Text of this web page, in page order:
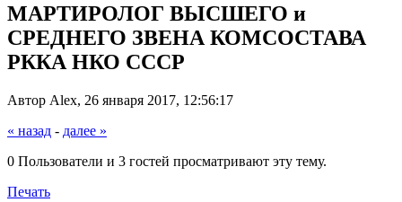
МАРТИРОЛОГ ВЫСШЕГО и
СРЕДНЕГО ЗВЕНА КОМСОСТАВА
РККА НКО СССР
Автор Alex, 26 января 2017, 12:56:17
« назад - далее »
0 Пользователи и 3 гостей просматривают эту тему.
Печать